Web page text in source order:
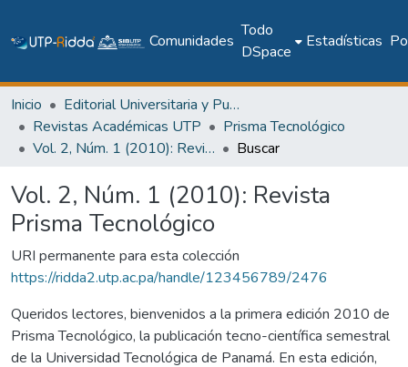
Comunidades
Todo
DSpace
Estadísticas
Inicio
Editorial Universitaria y Publicaciones Seriadas
Revistas Académicas UTP
Prisma Tecnológico
Vol. 2, Núm. 1 (2010): Revista Prisma Tecnológico
Buscar
Vol. 2, Núm. 1 (2010): Revista
Prisma Tecnológico
URI permanente para esta colección
https://ridda2.utp.ac.pa/handle/123456789/2476
Queridos lectores, bienvenidos a la primera edición 2010 de
Prisma Tecnológico, la publicación tecno-científica semestral
de la Universidad Tecnológica de Panamá. En esta edición,